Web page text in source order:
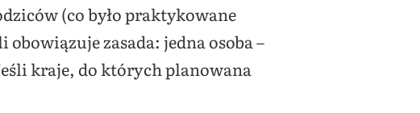
(co było praktykowane
zasada: jedna osoba –
kraje, do których planowana